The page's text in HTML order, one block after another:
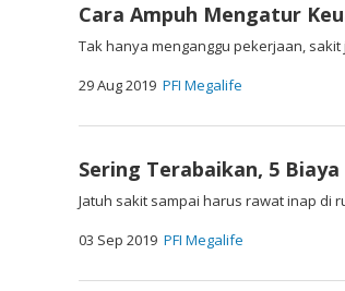
Cara Ampuh Mengatur
Tak hanya menganggu pekerjaan,
29 Aug 2019 PFI Megalife
Sering Terabaikan, 5
Jatuh sakit sampai harus rawat inap di
03 Sep 2019 PFI Megalife